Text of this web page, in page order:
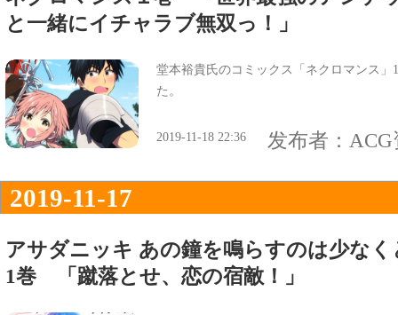
と一緒にイチャラブ無双っ！」
堂本裕貴氏のコミックス「ネクロマンス
た。
2019-11-18 22:36 发布者：
2019-11-17
アサダニッキ あの鐘を鳴らすのは少な
1巻 「蹴落とせ、恋の宿敵！」